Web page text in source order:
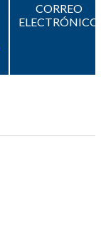
CORREO
ELECTRÓNICO